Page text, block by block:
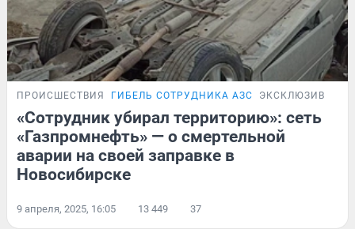
ПРОИСШЕСТВИЯ ГИБЕЛЬ СОТРУДНИКА АЗС ЭКСКЛЮЗИВ
«Сотрудник убирал территорию»: сеть
«Газпромнефть» — о смертельной
аварии на своей заправке в
Новосибирске
9 апреля, 2025, 16:05 13 449 37